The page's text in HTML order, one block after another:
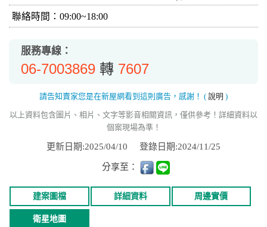
聯絡時間：09:00~18:00
服務專線：
06-7003869 轉 7607
請告知賣家您是在新屋網看到這則廣告，感謝！ ( 說明 )
以上資料包含圖片、相片、文字等影音相關資訊，僅供參考！詳細資料以
個案現場為準！
更新日期:2025/04/10 登錄日期:2024/11/25
分享至：
建案圖檔 詳細資料 周邊實價
衛星地圖